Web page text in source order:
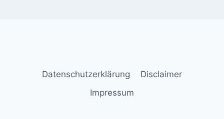
Datenschutzerklärung
Disclaimer
Impressum